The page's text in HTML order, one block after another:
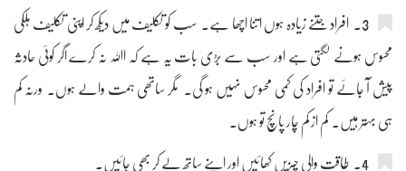
3۔ افراد جتنے زیادہ ہوں اتنا اچھا ہے۔ سب کو تکلیف میں دیکھ کر اپنی تکلیف ہلکی
محسوس ہونے لگتی ہے اور سب سے بڑی بات یہ ہے کہ اﷲ نہ کرے اگر کوئی حادثہ
پیش آ جائے تو افراد کی کمی محسوس نہیں ہو گی۔ مگر ساتھی ہمت والے ہوں۔ ورنہ کم
ہی بہتر ہیں۔ کم از کم چار پانچ تو ہوں۔
4۔ طاقت والی چیزیں کھائیں اور اپنے ساتھ لے کر بھی جائیں۔